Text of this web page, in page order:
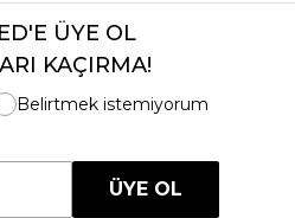
ÜYE OL
KAÇIRMA!
Belirtmek istemiyorum
ÜYE OL